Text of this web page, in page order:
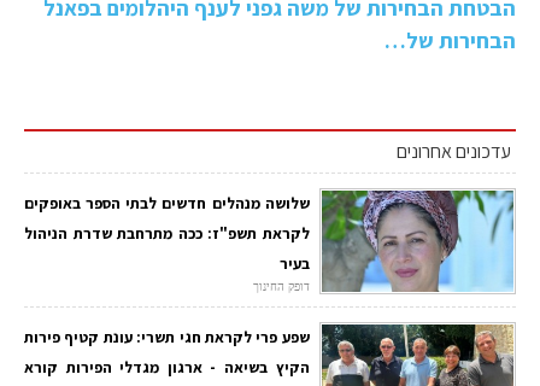
הבטחת הבחירות של משה גפני לענף היהלומים בפאנל
הבחירות של…
עדכונים אחרונים
שלושה מנהלים חדשים לבתי הספר באופקים
לקראת תשפ"ז: ככה מתרחבת שדרת הניהול
בעיר
דופק החינוך
שפע פרי לקראת חגי תשרי: עונת קטיף פירות
הקיץ בשיאה - ארגון מגדלי הפירות קורא